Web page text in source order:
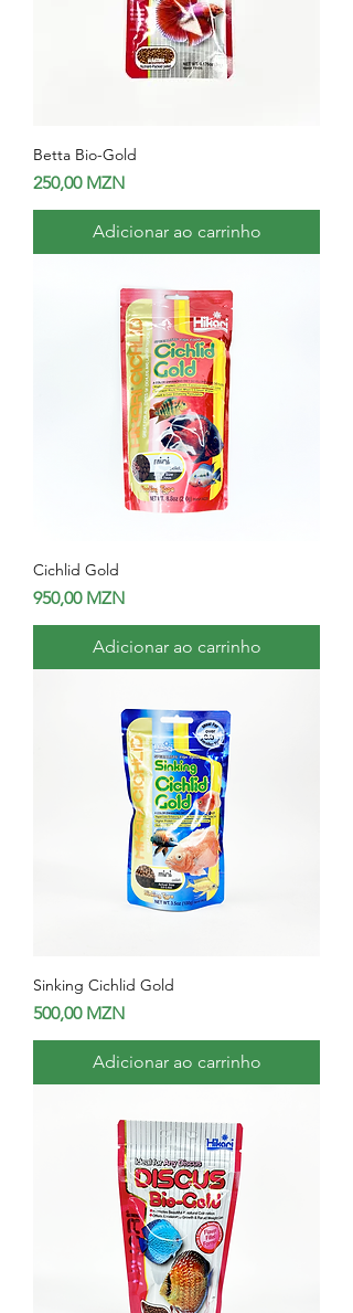
Betta Bio-Gold
Preço
250,00 MZN
Adicionar ao carrinho
Cichlid Gold
Preço
950,00 MZN
Adicionar ao carrinho
Sinking Cichlid Gold
Preço
500,00 MZN
Adicionar ao carrinho